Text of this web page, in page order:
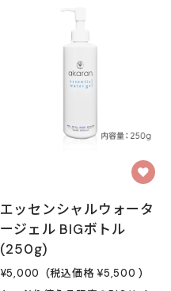
エッセンシャルウォータ
ージェル BIGボトル
(250g)
¥5,000 (税込価格 ¥5,500 )